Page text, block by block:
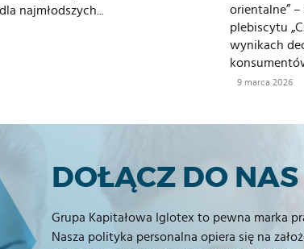
najmłodszych...
orientalne” –
plebiscytu
wynikach
9 marca 2026
DOŁĄCZ DO NAS
Grupa Kapitałowa Iglotex to pewna marka
Nasza polityka personalna opiera się na